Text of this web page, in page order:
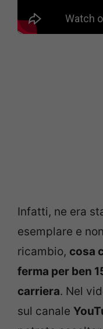
Infatti, ne era
esemplare e
ricambio, cosa
ferma per ben
carriera. Nel
sul canale